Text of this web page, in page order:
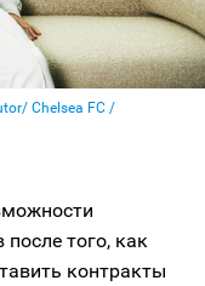
Chelsea FC /
того, как
контракты